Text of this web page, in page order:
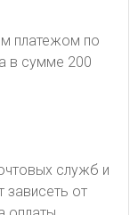
платежом по
в сумме 200
служб и
зависеть от